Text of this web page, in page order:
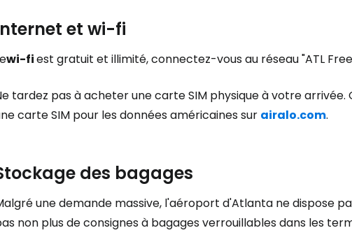
et wi-fi
wi-fiest gratuit et illimité, connectez-vous au réseau "ATL Free
tardez pas à acheter une carte SIM physique à votre
carte SIM pour les données américaines sur airalo.com.
des bagages
une demande massive, l'aéroport d'Atlanta ne dispose
non plus de consignes à bagages verrouillables dans les